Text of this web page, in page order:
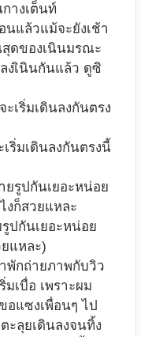
นแล้วแม้จะยังเช้า
ดของเนินมรณะ
งเินินกันแล้ว ดูซิ
ริ่มเดินลงกันตรงนี้
ปกันเยอะหน่อย
แหละ)
พักถ่ายภาพกับวิว
เบื่อ เพราะผม
อแซงเพื่อนๆ ไป
ะลุยเดินลงจนทิ้ง